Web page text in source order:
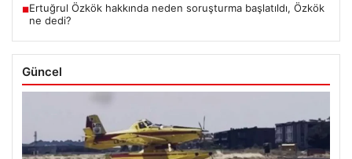
■Ertuğrul Özkök hakkında neden soruşturma başlatıldı, Özkök
ne dedi?
Güncel